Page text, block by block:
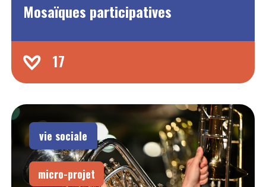
Mosaïques participatives
17
vie sociale
micro-projet